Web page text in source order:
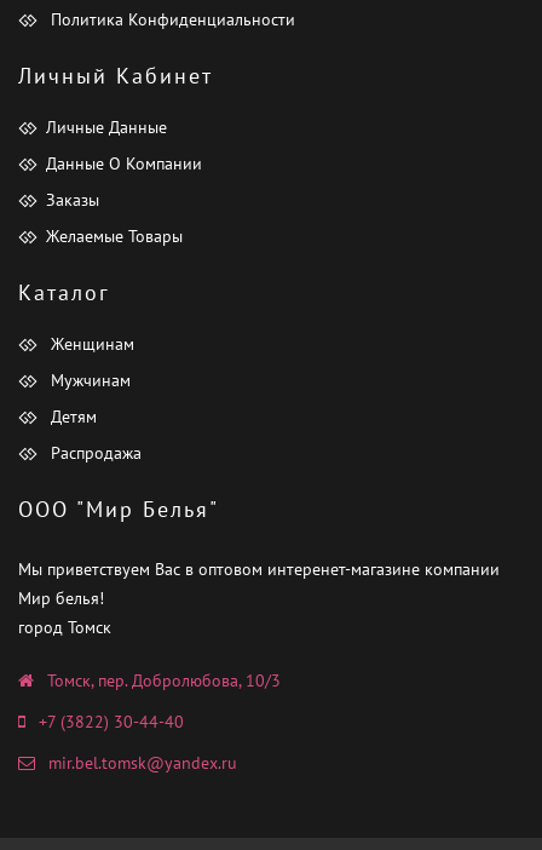
Политика Конфиденциальности
Личный Кабинет
Личные Данные
Данные О Компании
Заказы
Желаемые Товары
Каталог
Женщинам
Мужчинам
Детям
Распродажа
ООО "Мир Белья"
Мы приветствуем Вас в оптовом интеренет-магазине компании
Мир белья!
город Томск
Томск, пер. Добролюбова, 10/3
+7 (3822) 30-44-40
mir.bel.tomsk@yandex.ru